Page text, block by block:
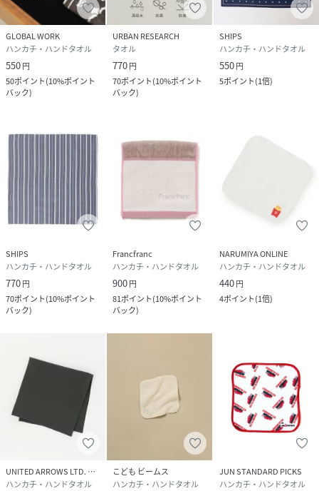
GLOBAL WORK
ハンカチ・ハンドタオル
550円
50ポイント(10%ポイント
バック)
URBAN RESEARCH
タオル
770円
70ポイント(10%ポイント
バック)
SHIPS
ハンカチ・ハンドタオル
550円
5ポイント(1倍)
SHIPS
ハンカチ・ハンドタオル
770円
70ポイント(10%ポイント
バック)
Francfranc
ハンカチ・ハンドタオル
900円
81ポイント(10%ポイント
バック)
NARUMIYA ONLINE
ハンカチ・ハンドタオル
440円
4ポイント(1倍)
UNITED ARROWS LTD. OUTLET
ハンカチ・ハンドタオル
こども ビームス
ハンカチ・ハンドタオル
JUN STANDARD PICKS
ハンカチ・ハンドタオル